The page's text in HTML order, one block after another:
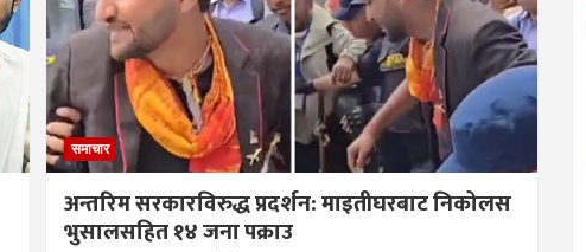
समाचार
अन्तरिम सरकारविरुद्ध प्रदर्शन: माइतीघरबाट निकोलस
भुसालसहित १४ जना पक्राउ